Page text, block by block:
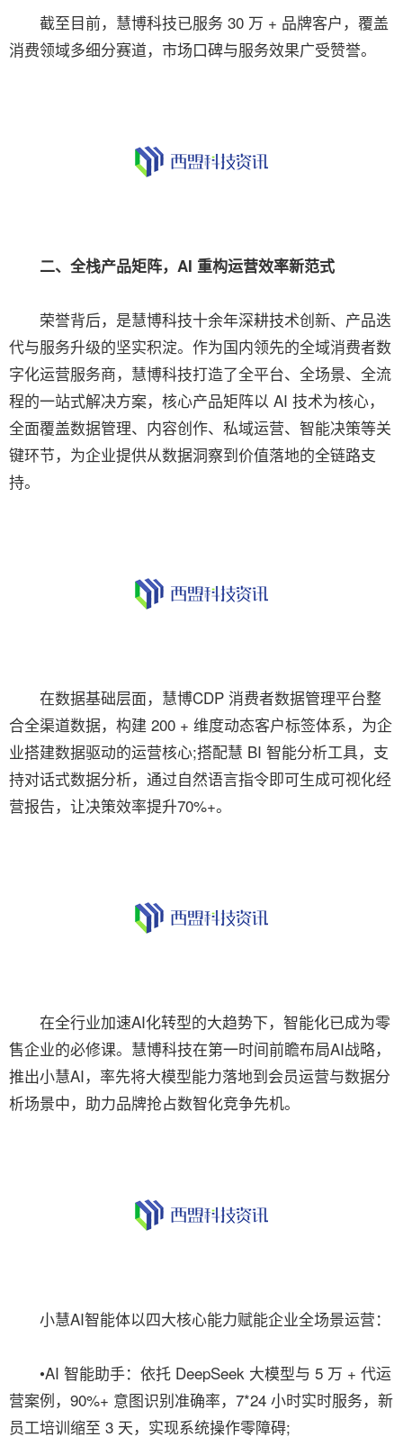
截至目前，慧博科技已服务 30 万 + 品牌客户，覆盖
消费领域多细分赛道，市场口碑与服务效果广受赞誉。
二、全栈产品矩阵，AI 重构运营效率新范式
荣誉背后，是慧博科技十余年深耕技术创新、产品迭
代与服务升级的坚实积淀。作为国内领先的全域消费者数
字化运营服务商，慧博科技打造了全平台、全场景、全流
程的一站式解决方案，核心产品矩阵以 AI 技术为核心，
全面覆盖数据管理、内容创作、私域运营、智能决策等关
键环节，为企业提供从数据洞察到价值落地的全链路支
持。
在数据基础层面，慧博CDP 消费者数据管理平台整
合全渠道数据，构建 200 + 维度动态客户标签体系，为企
业搭建数据驱动的运营核心;搭配慧 BI 智能分析工具，支
持对话式数据分析，通过自然语言指令即可生成可视化经
营报告，让决策效率提升70%+。
在全行业加速AI化转型的大趋势下，智能化已成为零
售企业的必修课。慧博科技在第一时间前瞻布局AI战略，
推出小慧AI，率先将大模型能力落地到会员运营与数据分
析场景中，助力品牌抢占数智化竞争先机。
小慧AI智能体以四大核心能力赋能企业全场景运营：
•AI 智能助手：依托 DeepSeek 大模型与 5 万 + 代运
营案例，90%+ 意图识别准确率，7*24 小时实时服务，新
员工培训缩至 3 天，实现系统操作零障碍;